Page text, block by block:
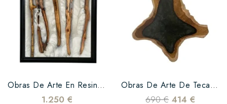
Obras De Arte En Resina Epoxi Plata
1.250 €
Obras De Arte De Teca Y Resinas Epoxi
690 € 414 €